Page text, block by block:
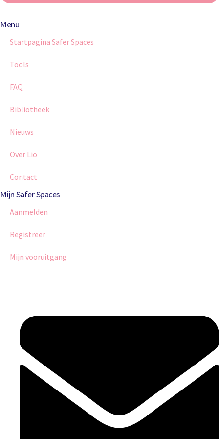
Menu
Startpagina Safer Spaces
Tools
FAQ
Bibliotheek
Nieuws
Over Lio
Contact
Mijn Safer Spaces
Aanmelden
Registreer
Mijn vooruitgang